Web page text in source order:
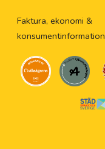
Faktura, ekonomi &
konsumentinformation